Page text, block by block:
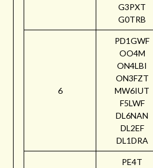
G3PXT
G0TRB
6
PD1GWF
OO4M
ON4LBI
ON3FZT
MW6IUT
F5LWF
DL6NAN
DL2EF
DL1DRA
PE4T